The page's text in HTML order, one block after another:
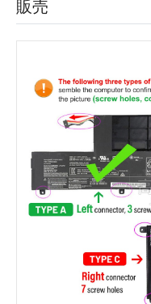
販売